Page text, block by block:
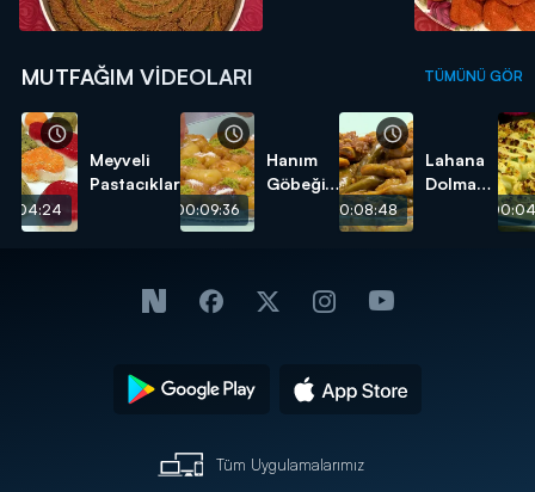
MUTFAĞIM VIDEOLARI TÜMÜNÜ GÖR
Meyveli
Pastacıklar
00:09:36
Hanım
Göbeği
00:08:48
Lahana
Dolması
Tüm Uygulamalarımız